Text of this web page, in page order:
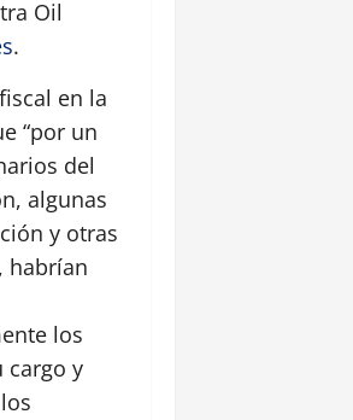
Oil
.
en la
“por un
del
algunas
y otras
habrían
los
cargo y